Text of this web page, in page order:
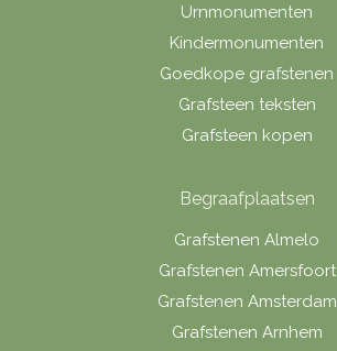
Urnmonumenten
Kindermonumenten
Goedkope grafstenen
Grafsteen teksten
Grafsteen kopen
Begraafplaatsen
Grafstenen Almelo
Grafstenen Amersfoort
Grafstenen Amsterdam
Grafstenen Arnhem